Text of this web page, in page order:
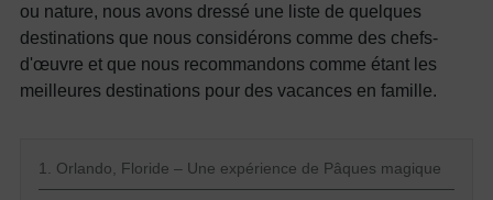
ou nature, nous avons dressé une liste de quelques
destinations que nous considérons comme des chefs-
d'œuvre et que nous recommandons comme étant les
meilleures destinations pour des vacances en famille.
1. Orlando, Floride – Une expérience de Pâques magique